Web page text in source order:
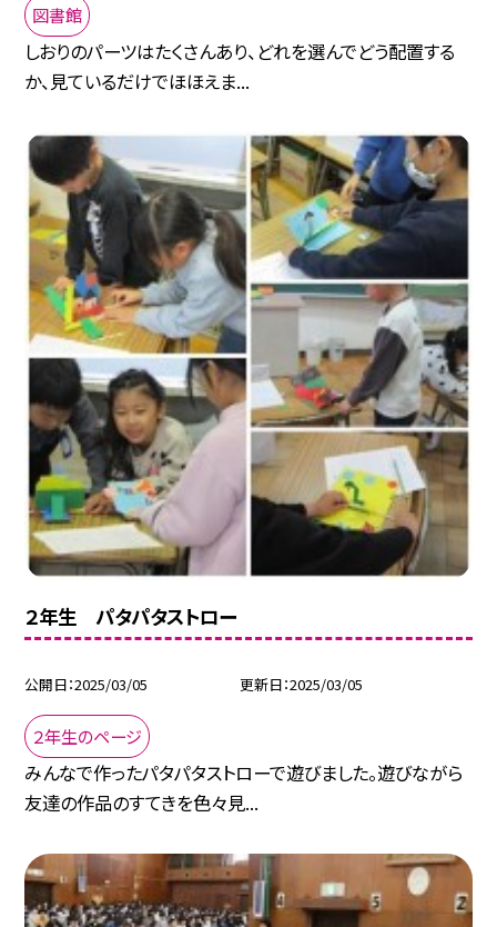
図書館
しおりのパーツはたくさんあり、どれを選んでどう配置する
か、見ているだけでほほえま...
２年生 パタパタストロー
公開日 2025/03/05 更新日 2025/03/05
２年生のページ
みんなで作ったパタパタストローで遊びました。遊びながら
友達の作品のすてきを色々見...